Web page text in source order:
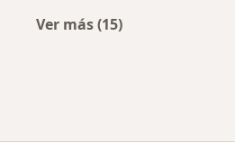
Ver más (15)